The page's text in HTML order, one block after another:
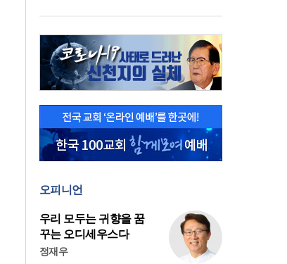
오피니언
우리 모두는 귀향을 꿈
꾸는 오디세우스다
정재우